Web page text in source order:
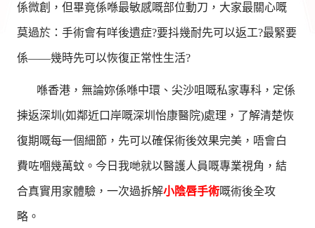
係微創，但畢竟係喺最敏感嘅部位動刀，大家最關心嘅
莫過於：手術會有咩後遺症?要抖幾耐先可以返工?最緊要
係——幾時先可以恢復正常性生活?
喺香港，無論妳係喺中環、尖沙咀嘅私家專科，定係
揀返深圳(如鄰近口岸嘅深圳怡康醫院)處理，了解清楚恢
復期嘅每一個細節，先可以確保術後效果完美，唔會白
費咗嗰幾萬蚊。今日我哋就以醫護人員嘅專業視角，結
合真實用家體驗，一次過拆解小陰唇手術嘅術後全攻
略。